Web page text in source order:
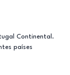
Continental.
países